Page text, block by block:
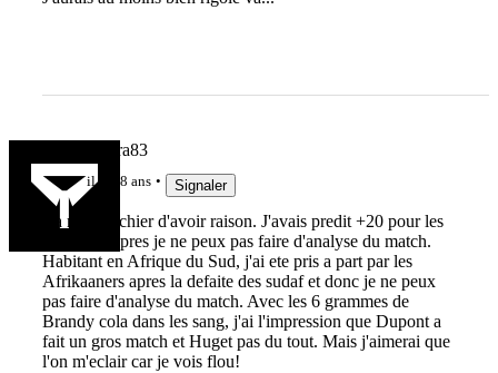
Zarathoustra83
il y a 8 ans Signaler
Ca me fait chier d'avoir raison. J'avais predit +20 pour les
Blacks... Apres je ne peux pas faire d'analyse du match.
Habitant en Afrique du Sud, j'ai ete pris a part par les
Afrikaaners apres la defaite des sudaf et donc je ne peux
pas faire d'analyse du match. Avec les 6 grammes de
Brandy cola dans les sang, j'ai l'impression que Dupont a
fait un gros match et Huget pas du tout. Mais j'aimerai que
l'on m'eclair car je vois flou!